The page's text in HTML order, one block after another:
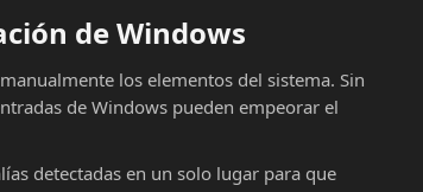
de Windows
los elementos del sistema. Sin
de Windows pueden empeorar el
detectadas en un solo lugar para que